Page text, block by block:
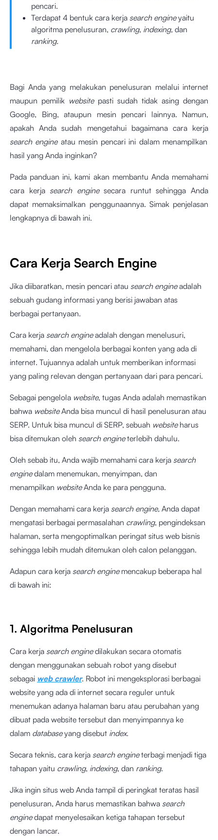
pencari.
Terdapat 4 bentuk cara kerja search engineyaitu
algoritma penelusuran, crawling, indexing, dan
ranking.
Bagi Anda yang melakukan penelusuran melalui internet
maupun pemilik website pasti sudah tidak asing dengan
Google, Bing, ataupun mesin pencari lainnya. Namun,
apakah Anda sudah mengetahui bagaimana cara kerja
search engine atau mesin pencari ini dalam menampilkan
hasil yang Anda inginkan?
Pada panduan ini, kami akan membantu Anda memahami
cara kerja search enginesecara runtut sehingga Anda
dapat memaksimalkan penggunaannya. Simak penjelasan
lengkapnya di bawah ini.
Cara Kerja Search Engine
Jika diibaratkan, mesin pencari atau search engineadalah
sebuah gudang informasi yang berisi jawaban atas
berbagai pertanyaan.
Cara kerja search engineadalah dengan menelusuri,
memahami, dan mengelola berbagai konten yang ada di
internet. Tujuannya adalah untuk memberikan informasi
yang paling relevan dengan pertanyaan dari para pencari.
Sebagai pengelola website, tugas Anda adalah memastikan
bahwa websiteAnda bisa muncul di hasil penelusuran atau
SERP. Untuk bisa muncul di SERP, sebuah website harus
bisa ditemukan oleh search engineterlebih dahulu.
Oleh sebab itu, Anda wajib memahami cara kerja search
enginedalam menemukan, menyimpan, dan
menampilkan websiteAnda ke para pengguna.
Dengan memahami cara kerja search engine, Anda dapat
mengatasi berbagai permasalahan crawling, pengindeksan
halaman, serta mengoptimalkan peringat situs web bisnis
sehingga lebih mudah ditemukan oleh calon pelanggan.
Adapun cara kerja search engine mencakup beberapa hal
di bawah ini:
1. Algoritma Penelusuran
Cara kerja search enginedilakukan secara otomatis
dengan menggunakan sebuah robot yang disebut
sebagai web crawler. Robot ini mengeksplorasi berbagai
website yang ada di internet secara reguler untuk
menemukan adanya halaman baru atau perubahan yang
dibuat pada website tersebut dan menyimpannya ke
dalam databaseyang disebut index.
Secara teknis, cara kerja search engineterbagi menjadi tiga
tahapan yaitu crawling, indexing, dan ranking.
Jika ingin situs web Anda tampil di peringkat teratas hasil
penelusuran, Anda harus memastikan bahwa search
enginedapat menyelesaikan ketiga tahapan tersebut
dengan lancar.